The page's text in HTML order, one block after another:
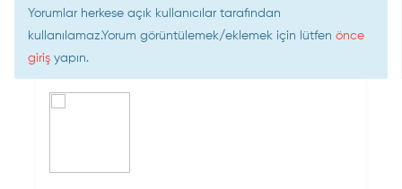
Yorumlar herkese açık kullanıcılar tarafından
kullanılamaz.Yorum görüntülemek/eklemek için lütfen önce
giriş yapın.